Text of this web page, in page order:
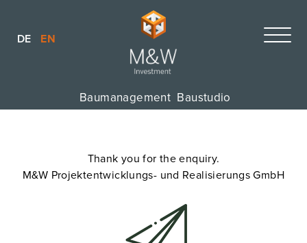
Baumanagement Baustudio
DE EN
Thank you for the enquiry.
M&W Projektentwicklungs- und Realisierungs GmbH